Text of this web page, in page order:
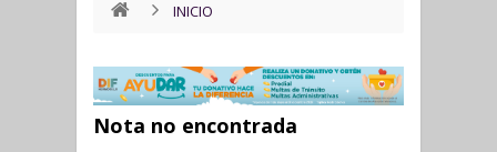
INICIO
Nota no encontrada